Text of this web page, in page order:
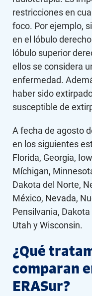
restricciones en
foco. Por ejemplo,
en el lóbulo
lóbulo superior
ellos se considera
enfermedad.
haber sido
susceptible de
A fecha de agosto
en los siguientes
Florida, Georgia,
Míchigan,
Dakota del Norte,
México, Nevada,
Pensilvania,
Utah y Wisconsin.
¿Qué
comparan
ERASur?